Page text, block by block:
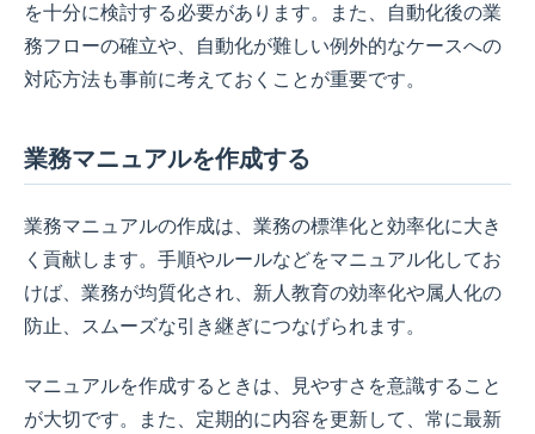
を十分に検討する必要があります。また、自動化後の業
務フローの確立や、自動化が難しい例外的なケースへの
対応方法も事前に考えておくことが重要です。
業務マニュアルを作成する
業務マニュアルの作成は、業務の標準化と効率化に大き
く貢献します。手順やルールなどをマニュアル化してお
けば、業務が均質化され、新人教育の効率化や属人化の
防止、スムーズな引き継ぎにつなげられます。
マニュアルを作成するときは、見やすさを意識すること
が大切です。また、定期的に内容を更新して、常に最新